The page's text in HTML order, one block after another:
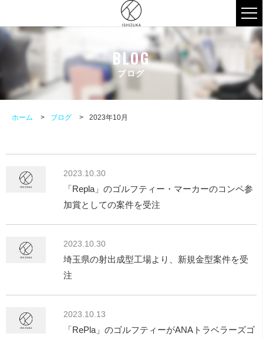
ブログ
ホーム ブログ 2023年10月
2023.10.30
「Repla」のゴルフティー・マーカーのコンペ参
加賞としての案件を受注
2023.10.30
埼玉県の射出成型工場より、新規金型案件を受
注
2023.10.13
「RePla」のゴルフティーがANAトラベラーズゴ